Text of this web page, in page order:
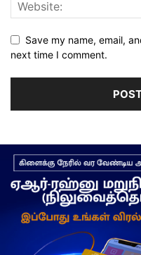
Save my name, email,
next time I comment.